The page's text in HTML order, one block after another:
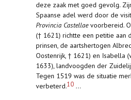
deze zaak met goed gevolg.
Spaanse adel werd door de
Provincia Castellaevoorbereid.
(† 1621) richtte een petitie aan
prinsen, de aartshertogen
Oostenrijk, † 1621) en Isabella
1633), landvoogden der
Tegen 1519 was de situatie
verbeterd.10 ...